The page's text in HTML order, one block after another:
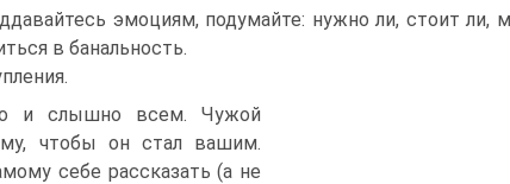
эмоциям, подумайте: нужно ли, стоит ли,
в банальность.
и слышно всем. Чужой
чтобы он стал вашим.
себе рассказать (а не